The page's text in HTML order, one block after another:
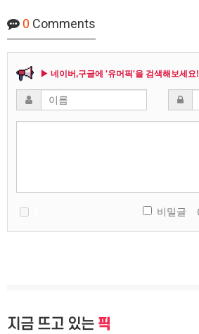
0 Comments
▶ 네이버,구글에 '유머픽'을 검색해보세요!
비밀글
지금 뜨고 있는 픽